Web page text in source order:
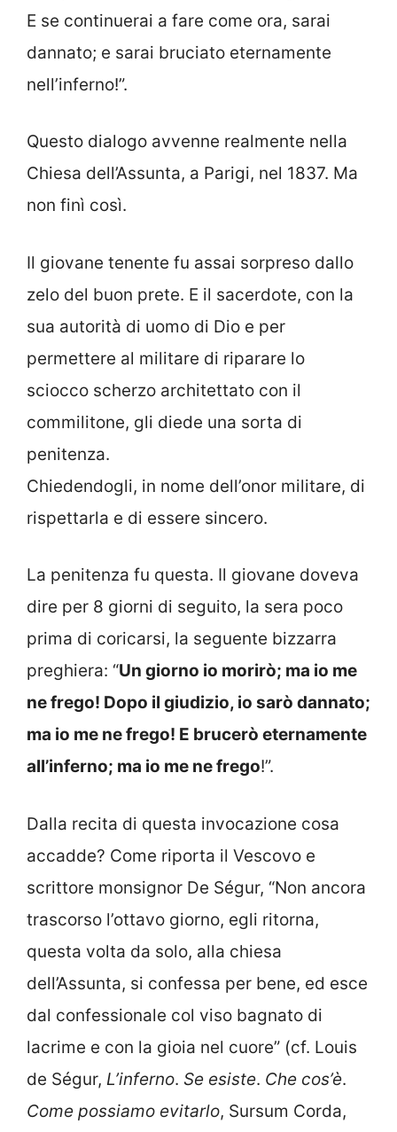
E se continuerai a fare come ora, sarai
dannato; e sarai bruciato eternamente
nell’inferno!”.
Questo dialogo avvenne realmente nella
Chiesa dell’Assunta, a Parigi, nel 1837. Ma
non finì così.
Il giovane tenente fu assai sorpreso dallo
zelo del buon prete. E il sacerdote, con la
sua autorità di uomo di Dio e per
permettere al militare di riparare lo
sciocco scherzo architettato con il
commilitone, gli diede una sorta di
penitenza.
Chiedendogli, in nome dell’onor militare, di
rispettarla e di essere sincero.
La penitenza fu questa. Il giovane doveva
dire per 8 giorni di seguito, la sera poco
prima di coricarsi, la seguente bizzarra
preghiera: “Un giorno io morirò; ma io me
ne frego! Dopo il giudizio, io sarò dannato;
ma io me ne frego! E brucerò eternamente
all’inferno; ma io me ne frego!”.
Dalla recita di questa invocazione cosa
accadde? Come riporta il Vescovo e
scrittore monsignor De Ségur, “Non ancora
trascorso l’ottavo giorno, egli ritorna,
questa volta da solo, alla chiesa
dell’Assunta, si confessa per bene, ed esce
dal confessionale col viso bagnato di
lacrime e con la gioia nel cuore” (cf. Louis
de Ségur, L’inferno. Se esiste. Che cos’è.
Come possiamo evitarlo, Sursum Corda,